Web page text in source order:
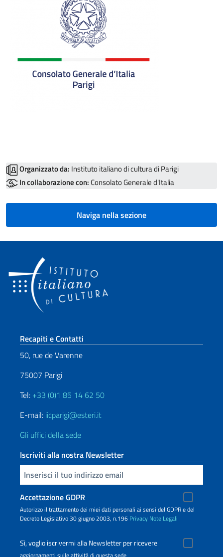
Organizzato da: Instituto italiano di cultura di Parigi
In collaborazione con: Consolato Generale d'Italia
Naviga nella sezione
Sezione footer
Recapiti e Contatti
50, rue de Varenne
75007 Parigi
Tel: +33 (0)1 85 14 62 50
E-mail: iicparigi@esteri.it
Gli uffici della sede
Iscriviti alla nostra Newsletter
Inserisci la tua email
Accettazione GDPR
Autorizzo il trattamento dei miei dati personali ai sensi del GDPR e del
Decreto Legislativo 30 giugno 2003, n.196 Privacy Note Legali
Sì, voglio iscrivermi alla Newsletter per ricevere